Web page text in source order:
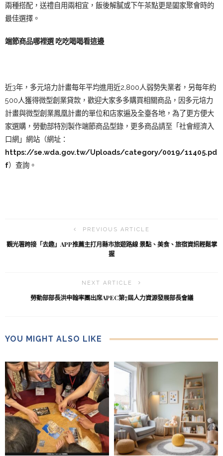
兩種搭配，送禮自用兩相宜，飯後解膩或下午茶點更是闔家聚會時的
最佳選擇。
端節商品哪裡選 吃吃喝喝看這邊
近3年，多元培力計畫每年平均進用近2,800人弱勢失業者，另每年約
500人獲得微型創業貸款，歡迎大家多多購買相關商品，因多元培力
計畫與微型創業鳳凰計畫的單位和店家遍及全臺各地，為了更方便大
家選購，勞動部特別製作端節商品型錄，更多商品請至「社會經濟入
口網」網站（網址：
https://se.wda.gov.tw/Uploads/category/0019/11405.pd
f）查詢。
PREVIOUS ARTICLE
觀光署跨接「去趣」APP推薦主打月縣市旅遊路線 景點、美食、旅宿資訊輕鬆掌
握
NEXT ARTICLE
勞動部部長洪申翰率團出席APEC第7屆人力資源發展部長會議
YOU MIGHT ALSO LIKE